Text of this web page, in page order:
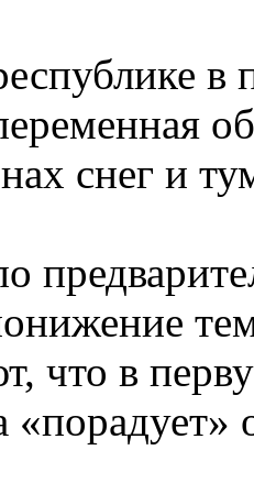
в
снег и
что в